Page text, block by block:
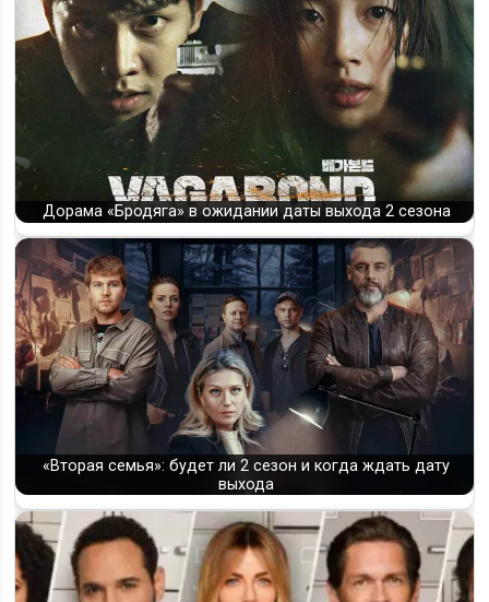
Дорама «Бродяга» в ожидании даты выхода 2 сезона
«Вторая семья»: будет ли 2 сезон и когда ждать дату
выхода